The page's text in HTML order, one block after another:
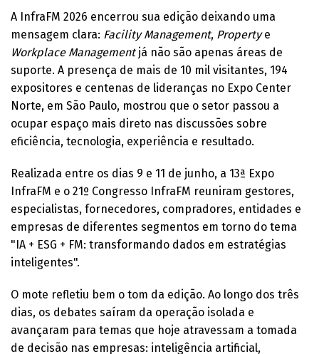
A InfraFM 2026 encerrou sua edição deixando uma
mensagem clara: Facility Management, Propertye
Workplace Managementjá não são apenas áreas de
suporte. A presença de mais de 10 mil visitantes, 194
expositores e centenas de lideranças no Expo Center
Norte, em São Paulo, mostrou que o setor passou a
ocupar espaço mais direto nas discussões sobre
eficiência, tecnologia, experiência e resultado.
Realizada entre os dias 9 e 11 de junho, a 13ª Expo
InfraFM e o 21º Congresso InfraFM reuniram gestores,
especialistas, fornecedores, compradores, entidades e
empresas de diferentes segmentos em torno do tema
"IA + ESG + FM: transformando dados em estratégias
inteligentes".
O mote refletiu bem o tom da edição. Ao longo dos três
dias, os debates saíram da operação isolada e
avançaram para temas que hoje atravessam a tomada
de decisão nas empresas: inteligência artificial,